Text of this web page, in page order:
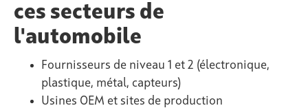
ces secteurs de
l'automobile
Fournisseurs de niveau 1 et 2 (électronique,
plastique, métal, capteurs)
Usines OEM et sites de production